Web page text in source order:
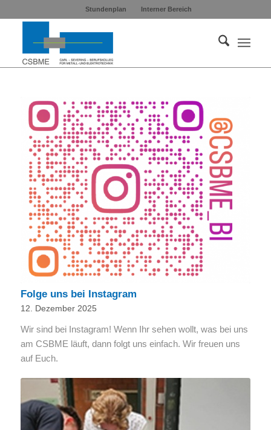
Stundenplan Interner Bereich
Folge uns bei Instagram
12. Dezember 2025
Wir sind bei Instagram! Wenn Ihr sehen wollt, was bei uns
am CSBME läuft, dann folgt uns einfach. Wir freuen uns
auf Euch.